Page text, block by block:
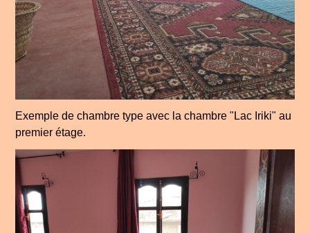
Exemple de chambre type avec la chambre "Lac Iriki" au
premier étage.